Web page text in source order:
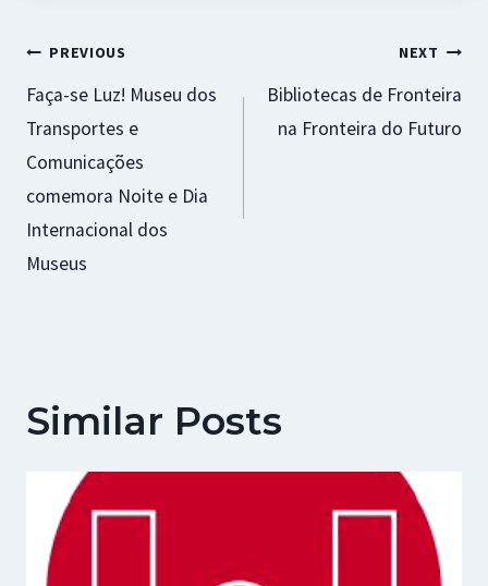
Navegação
de
artigos
PREVIOUS
Faça-se Luz! Museu dos
Transportes e
Comunicações
comemora Noite e Dia
Internacional dos
Museus
NEXT
Bibliotecas de Fronteira
na Fronteira do Futuro
Similar Posts